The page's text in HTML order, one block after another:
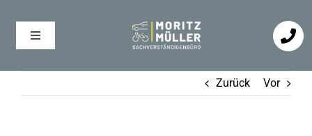
springenToggle
Zurück Vor